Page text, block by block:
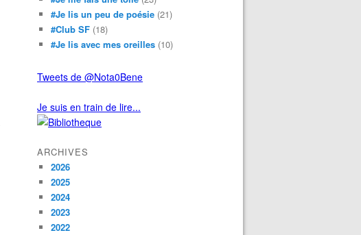
#Je lis un peu de poésie (21)
#Club SF (18)
#Je lis avec mes oreilles (10)
Tweets de @Nota0Bene
Je suis en train de lire...
ARCHIVES
2026
2025
2024
2023
2022